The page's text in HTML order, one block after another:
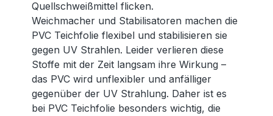
Quellschweißmittel flicken.
Weichmacher und Stabilisatoren machen die
PVC Teichfolie flexibel und stabilisieren sie
gegen UV Strahlen. Leider verlieren diese
Stoffe mit der Zeit langsam ihre Wirkung –
das PVC wird unflexibler und anfälliger
gegenüber der UV Strahlung. Daher ist es
bei PVC Teichfolie besonders wichtig, die